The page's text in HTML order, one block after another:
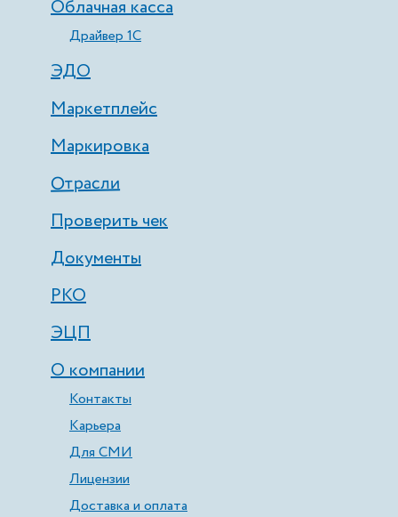
Драйвер 1С
Облачная касса
ЭДО
Маркетплейс
Маркировка
ЭЦП
РКО
Документы
Проверить чек
Отрасли
Доставка и оплата
Лицензии
Для СМИ
Карьера
Контакты
О компании